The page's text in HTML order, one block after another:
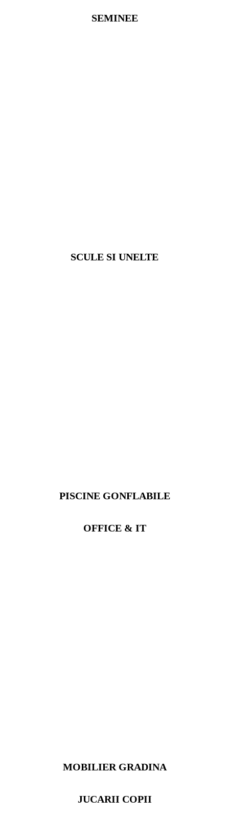
SEMINEE
SCULE SI UNELTE
PISCINE GONFLABILE
OFFICE & IT
MOBILIER GRADINA
JUCARII COPII